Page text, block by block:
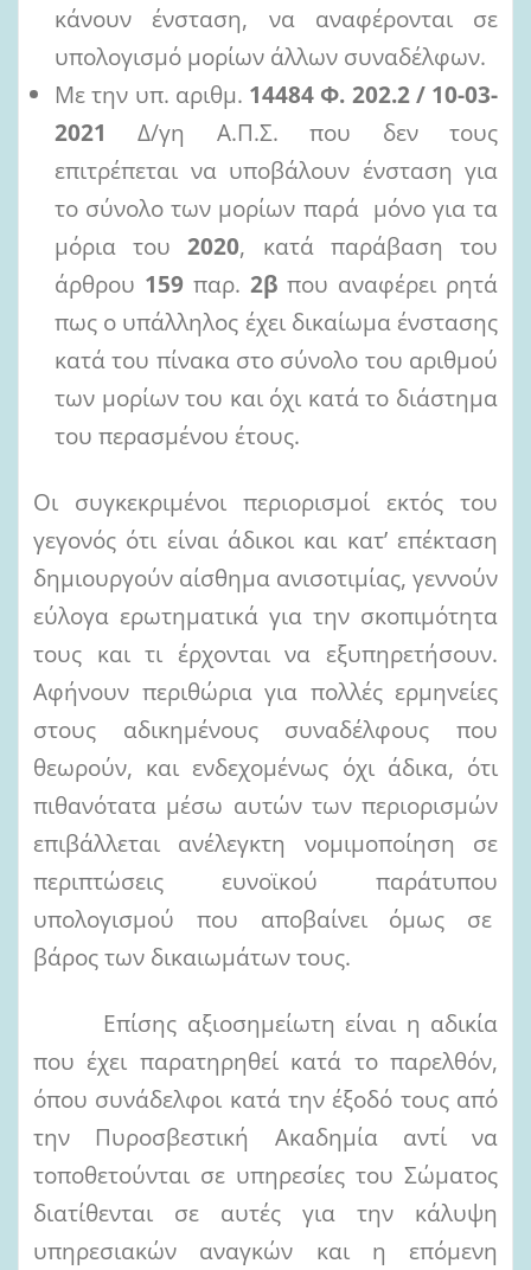
κάνουν ένσταση, να αναφέρονται σε
υπολογισμό μορίων άλλων συναδέλφων.
Με την υπ. αριθμ. 14484 Φ. 202.2 / 10-03-
2021
Δ/γη Α.Π.Σ. που δεν τους
επιτρέπεται να υποβάλουν ένσταση για
το σύνολο των μορίων παρά μόνο για τα
μόρια του2020, κατά παράβαση του
άρθρου 159 παρ. 2βπου αναφέρει ρητά
πως ο υπάλληλος έχει δικαίωμα ένστασης
κατά του πίνακα στο σύνολο του αριθμού
των μορίων του και όχι κατά το διάστημα
του περασμένου έτους.
Οι συγκεκριμένοι περιορισμοί εκτός του
γεγονός ότι είναι άδικοι και κατ’ επέκταση
δημιουργούν αίσθημα ανισοτιμίας, γεννούν
εύλογα ερωτηματικά για την σκοπιμότητα
τους και τι έρχονται να εξυπηρετήσουν.
Αφήνουν περιθώρια για πολλές ερμηνείες
στους αδικημένους συναδέλφους που
θεωρούν, και ενδεχομένως όχι άδικα, ότι
πιθανότατα μέσω αυτών των περιορισμών
επιβάλλεται ανέλεγκτη νομιμοποίηση σε
περιπτώσεις ευνοϊκού παράτυπου
υπολογισμού που αποβαίνει όμως σε
βάρος των δικαιωμάτων τους.
Επίσης αξιοσημείωτη είναι η αδικία
που έχει παρατηρηθεί κατά το παρελθόν,
όπου συνάδελφοι κατά την έξοδό τους από
την Πυροσβεστική Ακαδημία αντί να
τοποθετούνται σε υπηρεσίες του Σώματος
διατίθενται σε αυτές για την κάλυψη
υπηρεσιακών αναγκών και η επόμενη